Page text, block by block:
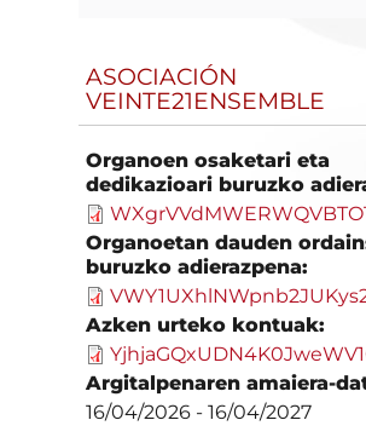
ASOCIACIÓN
VEINTE21ENSEMBLE
Organoen osaketari eta
dedikazioari buruzko
Organoetan dauden
buruzko adierazpena:
Azken urteko kontuak:
Argitalpenaren amaiera-
16/04/2026 -16/04/2027